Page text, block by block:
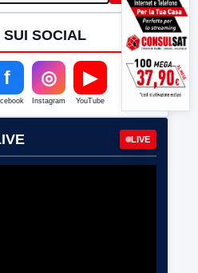
SUI SOCIAL
f ◎
Instagram
▶
YouTube
LIVE